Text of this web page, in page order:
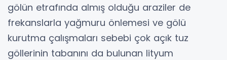
gölün etrafında almış olduğu araziler de
frekanslarla yağmuru önlemesi ve gölü
kurutma çalışmaları sebebi çok açık tuz
göllerinin tabanını da bulunan lityum